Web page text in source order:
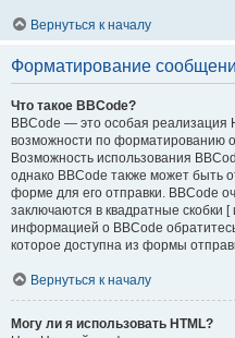
Вернуться к началу
Форматирование
Что такое BBCode?
BBCode — это особая
возможности по форматированию
Возможность использования
однако BBCode также может быть
форме для его отправки. BBCode
заключаются в квадратные скобки
информацией о BBCode
которое доступна из формы
Вернуться к началу
Могу ли я использовать HTML?